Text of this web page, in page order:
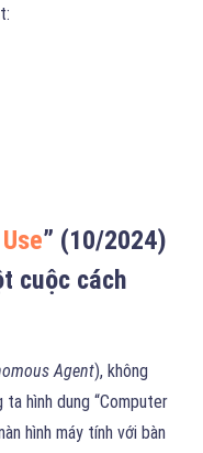
” (10/2024)
cuộc cách
Agent), không
hình dung “Computer
hình máy tính với bàn